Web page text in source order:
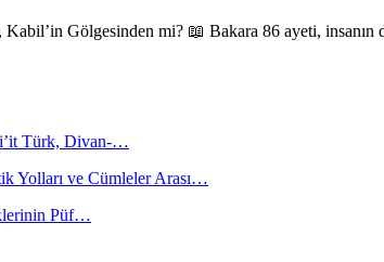
Kabil’in Gölgesinden mi? 📖 Bakara 86 ayeti,
Türk, Divan-…
Yolları ve Cümleler Arası…
Püf…